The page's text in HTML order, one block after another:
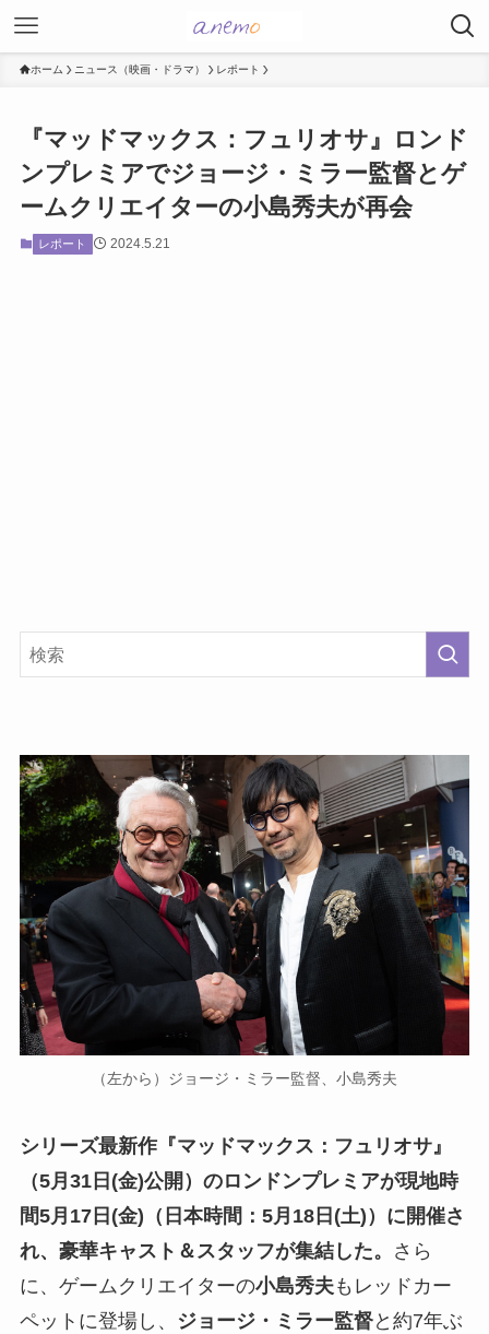
ホーム ニュース（映画・ドラマ） レポート
『マッドマックス：フュリオサ』ロンド
ンプレミアでジョージ・ミラー監督とゲ
ームクリエイターの小島秀夫が再会
レポート 2024.5.21
（左から）ジョージ・ミラー監督、小島秀夫
シリーズ最新作『マッドマックス：フュリオサ』
（5月31日(金)公開）のロンドンプレミアが現地時
間5月17日(金)（日本時間：5月18日(土)）に開催さ
れ、豪華キャスト＆スタッフが集結した。
さら
に、ゲームクリエイターの小島秀夫もレッドカー
ペットに登場し、
ジョージ・ミラー監督と約7年ぶ